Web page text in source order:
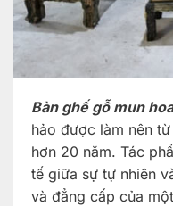
Bàn ghế gỗ mun hoa
hảo được làm nên
hơn 20 năm. Tác
tế giữa sự tự nhiên
và đẳng cấp của